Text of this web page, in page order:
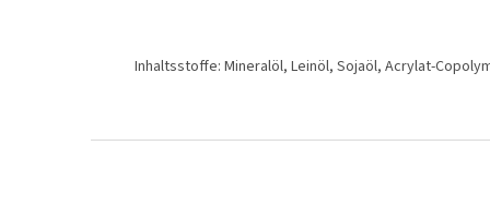
Inhaltsstoffe: Mineralöl, Leinöl, Sojaöl, Acrylat-